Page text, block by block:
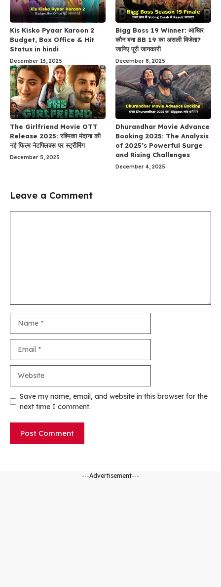
Kis Kisko Pyaar Karoon 2
Budget, Box Office & Hit
Status in hindi
December 13, 2025
Bigg Boss 19 Winner: आखिर
कौन बना BB 19 का असली विजेता?
जानिए पूरी जानकारी
December 8, 2025
The Girlfriend Movie OTT
Release 2025: रश्मिका मंदाना की
नई फिल्म नेटफ्लिक्स पर स्ट्रीमिंग
December 5, 2025
Dhurandhar Movie Advance
Booking 2025: The Analysis
of 2025’s Powerful Surge
and Rising Challenges
December 4, 2025
Leave a Comment
Save my name, email, and website in this browser for the
next time I comment.
---Advertisement---